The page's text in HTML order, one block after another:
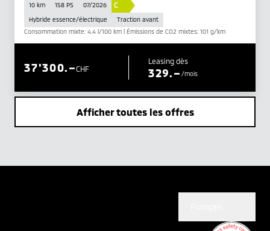
10 km 158 PS 07/2026 C
Hybride essence/électrique
Traction avant
Consommation mixte: 4.4 l/100 km | Émissions de CO2 mixtes: 101 g/km
CHF
37'300.– Leasing dès
329.– /mois
Afficher toutes les offres